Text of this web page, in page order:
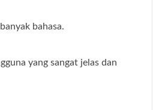
bahasa.
yang sangat jelas dan